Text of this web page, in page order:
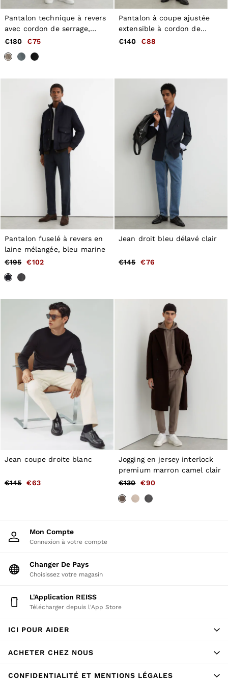
Pantalon technique à revers
avec cordon de serrage,
marron taupe
€180 €75
Pantalon à coupe ajustée
extensible à cordon de
serrage, couleur camel clair
€140 €88
Pantalon fuselé à revers en
laine mélangée, bleu marine
€195
€102
Jean droit bleu délavé clair
€145 €76
Jean coupe droite blanc
€145 €63
Jogging en jersey interlock
premium marron camel clair
€130
€90
Mon Compte
Connexion à votre compte
Changer De Pays
Choisissez votre magasin
L'application REISS
Télécharger depuis l'App Store
ICI POUR AIDER
ACHETER CHEZ NOUS
CONFIDENTIALITÉ ET MENTIONS LÉGALES